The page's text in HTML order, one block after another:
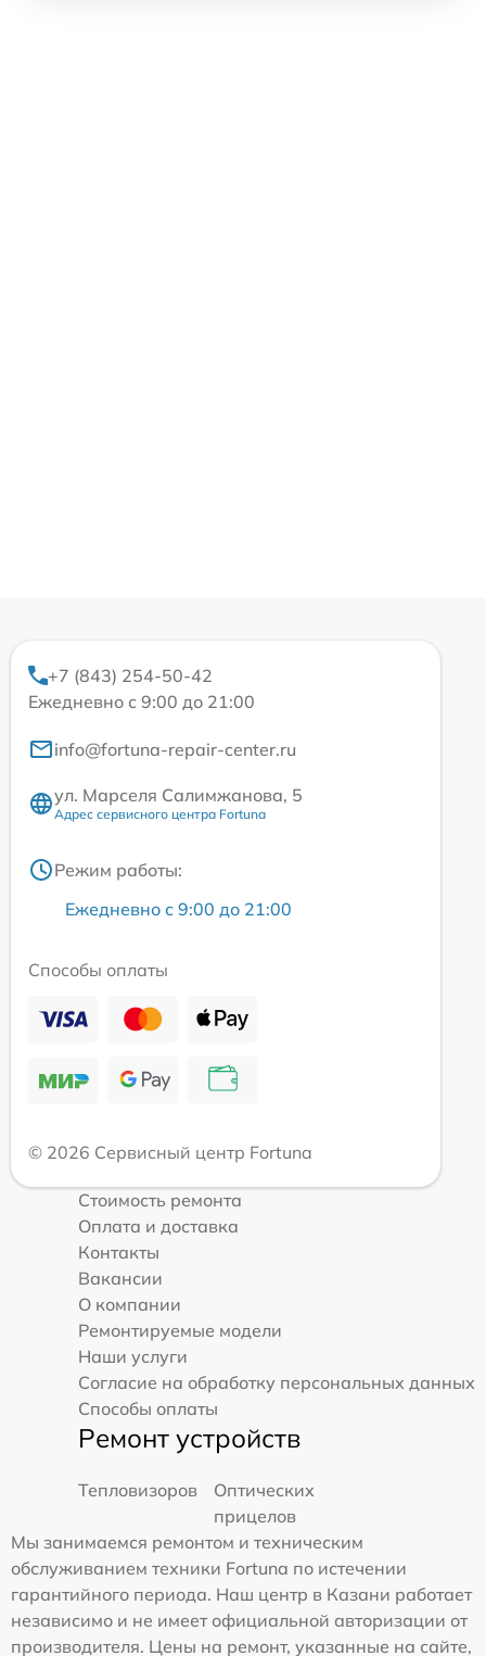
+7 (843) 254-50-42
Ежедневно с 9:00 до 21:00
info@fortuna-repair-center.ru
ул. Марселя Салимжанова, 5
Адрес сервисного центра Fortuna
Режим работы:
Ежедневно с 9:00 до 21:00
Способы оплаты
© 2026 Сервисный центр Fortuna
Стоимость ремонта
Оплата и доставка
Контакты
Вакансии
О компании
Ремонтируемые модели
Наши услуги
Согласие на обработку персональных данных
Способы оплаты
Ремонт устройств
Тепловизоров
Оптических
прицелов
Мы занимаемся ремонтом и техническим
обслуживанием техники Fortuna по истечении
гарантийного периода. Наш центр в Казани работает
независимо и не имеет официальной авторизации от
производителя. Цены на ремонт, указанные на сайте,